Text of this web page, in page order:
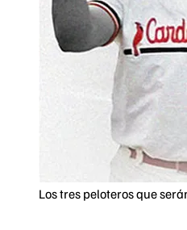
Los tres peloteros que